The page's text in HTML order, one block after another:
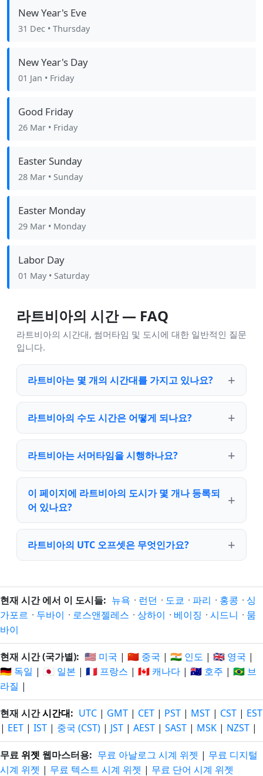
New Year's Eve
31 Dec • Thursday
New Year's Day
01 Jan • Friday
Good Friday
26 Mar • Friday
Easter Sunday
28 Mar • Sunday
Easter Monday
29 Mar • Monday
Labor Day
01 May • Saturday
라트비아의 시간 — FAQ
라트비아의 시간대, 썸머타임 및 도시에 대한 일반적인 질문
입니다.
라트비아는 몇 개의 시간대를 가지고 있나요?
라트비아의 수도 시간은 어떻게 되나요?
라트비아는 서머타임을 시행하나요?
이 페이지에 라트비아의 도시가 몇 개나 등록되
어 있나요?
라트비아의 UTC 오프셋은 무엇인가요?
현재 시간 에서 이 도시들: 뉴욕 · 런던 · 도쿄 · 파리 · 홍콩 · 싱
가포르 · 두바이 · 로스앤젤레스 · 상하이 · 베이징 · 시드니 · 뭄
바이
현재 시간 (국가별): 🇺🇸 미국 | 🇨🇳 중국 | 🇮🇳 인도 | 🇬🇧 영국 |
🇩🇪 독일 | 🇯🇵 일본 | 🇫🇷 프랑스 | 🇨🇦 캐나다 | 🇦🇺 호주 | 🇧🇷 브
라질 |
현재 시간시간대: UTC | GMT | CET | PST | MST | CST | EST
| EET | IST | 중국 (CST) | JST | AEST | SAST | MSK | NZST |
무료 위젯 웹마스터용: 무료 아날로그 시계 위젯 | 무료 디지털
시계 위젯 | 무료 텍스트 시계 위젯 | 무료 단어 시계 위젯